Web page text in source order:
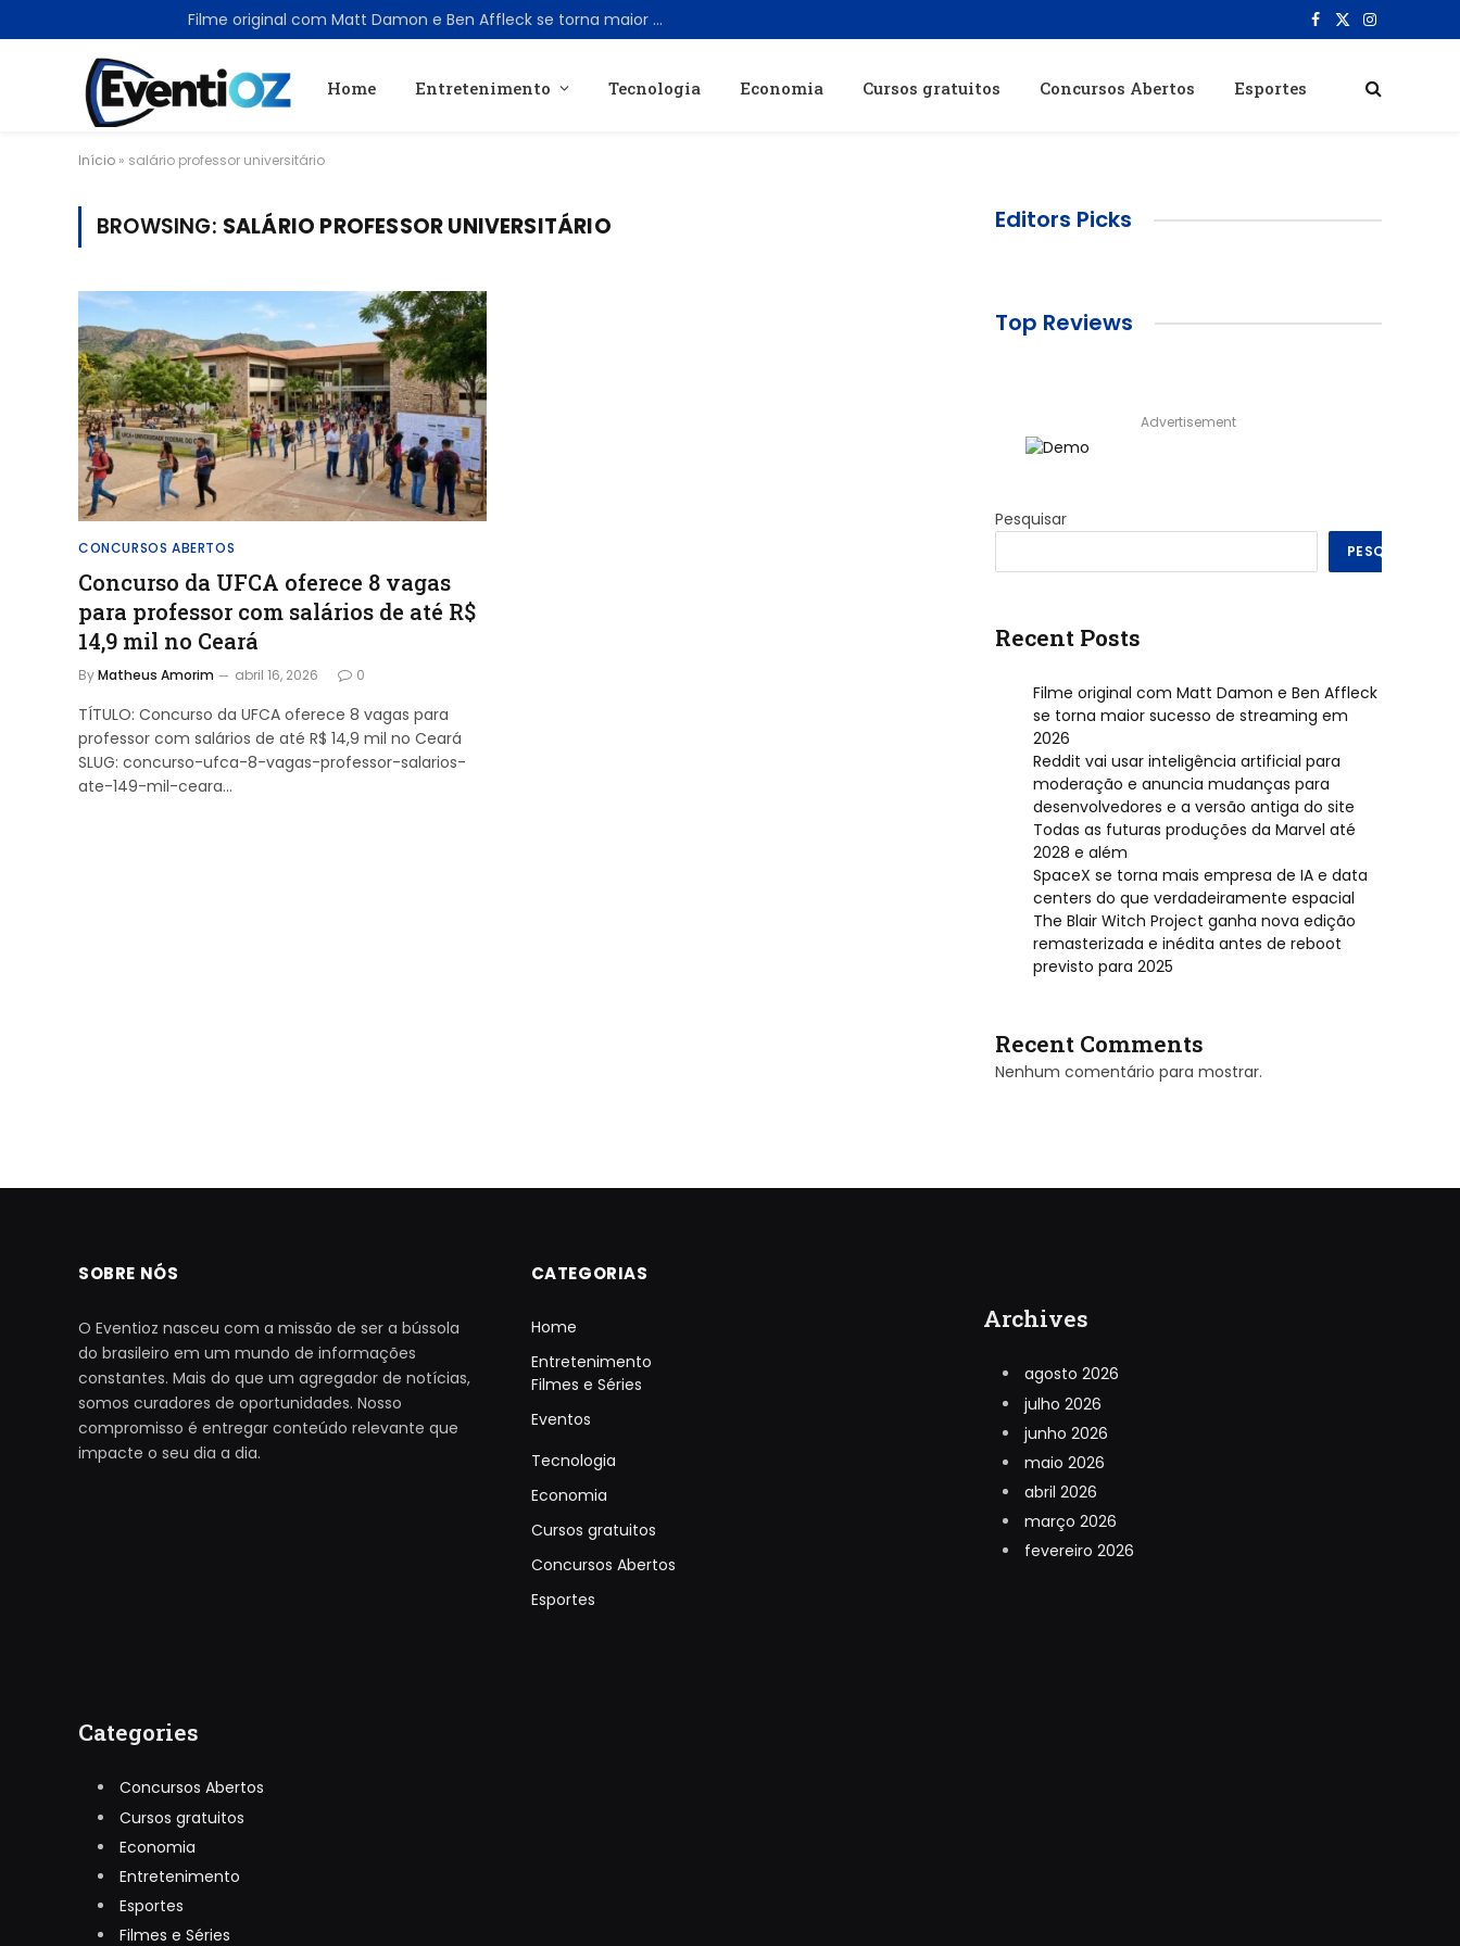
Filme original com Matt Damon e Ben Affleck se torna maior sucesso de streaming em 2026 Facebook
X
Instagram
Home Entretenimento Tecnologia Economia Cursos gratuitos Concursos Abertos Esportes
Início » salário professor universitário
BROWSING: SALÁRIO PROFESSOR UNIVERSITÁRIO
CONCURSOS ABERTOS
Concurso da UFCA oferece 8 vagas
para professor com salários de até R$
14,9 mil no Ceará
ByMatheus Amorim abril 16, 2026 0
TÍTULO: Concurso da UFCA oferece 8 vagas para
professor com salários de até R$ 14,9 mil no Ceará
SLUG: concurso-ufca-8-vagas-professor-salarios-
ate-149-mil-ceara…
Editors Picks
Top Reviews
Advertisement
Pesquisar
PESQUISAR
Recent Posts
Filme original com Matt Damon e Ben Affleck
se torna maior sucesso de streaming em
2026
Reddit vai usar inteligência artificial para
moderação e anuncia mudanças para
desenvolvedores e a versão antiga do site
Todas as futuras produções da Marvel até
2028 e além
SpaceX se torna mais empresa de IA e data
centers do que verdadeiramente espacial
The Blair Witch Project ganha nova edição
remasterizada e inédita antes de reboot
previsto para 2025
Recent Comments
Nenhum comentário para mostrar.
SOBRE NÓS
O Eventioz nasceu com a missão de ser a bússola
do brasileiro em um mundo de informações
constantes. Mais do que um agregador de notícias,
somos curadores de oportunidades. Nosso
compromisso é entregar conteúdo relevante que
impacte o seu dia a dia.
CATEGORIAS
Home
Entretenimento
Filmes e Séries
Eventos
Tecnologia
Economia
Cursos gratuitos
Concursos Abertos
Esportes
Archives
agosto 2026
julho 2026
junho 2026
maio 2026
abril 2026
março 2026
fevereiro 2026
Categories
Concursos Abertos
Cursos gratuitos
Economia
Entretenimento
Esportes
Filmes e Séries